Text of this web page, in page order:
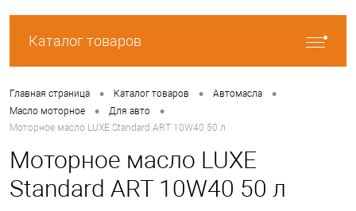
Каталог товаров
Главная страница • Каталог товаров • Автомасла •
Масло моторное • Для авто •
Моторное масло LUXE Standard ART 10W40 50 л
Моторное масло LUXE
Standard ART 10W40 50 л